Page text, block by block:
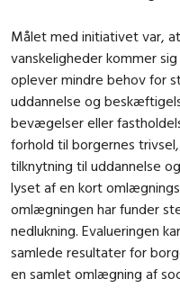
Målet med initiativet var,
vanskeligheder kommer
oplever mindre behov for
uddannelse og
bevægelser eller
forhold til borgernes
tilknytning til uddannelse
lyset af en kort
omlægningen har funder
nedlukning. Evalueringen
samlede resultater for
en samlet omlægning af